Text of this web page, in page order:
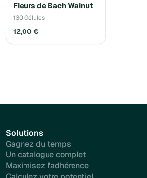
Fleurs de Bach Walnut
130 Gélules
12,00 €
Solutions
Gagnez du temps
Un catalogue complet
Maximisez l'adhérence